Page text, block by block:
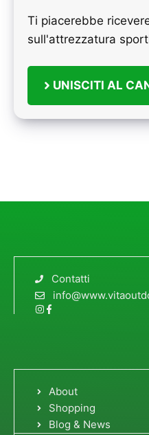
Ti piacerebbe
sull'attrezzatura
UNISCITI AL
Contatti
About
Shopping
Blog & News